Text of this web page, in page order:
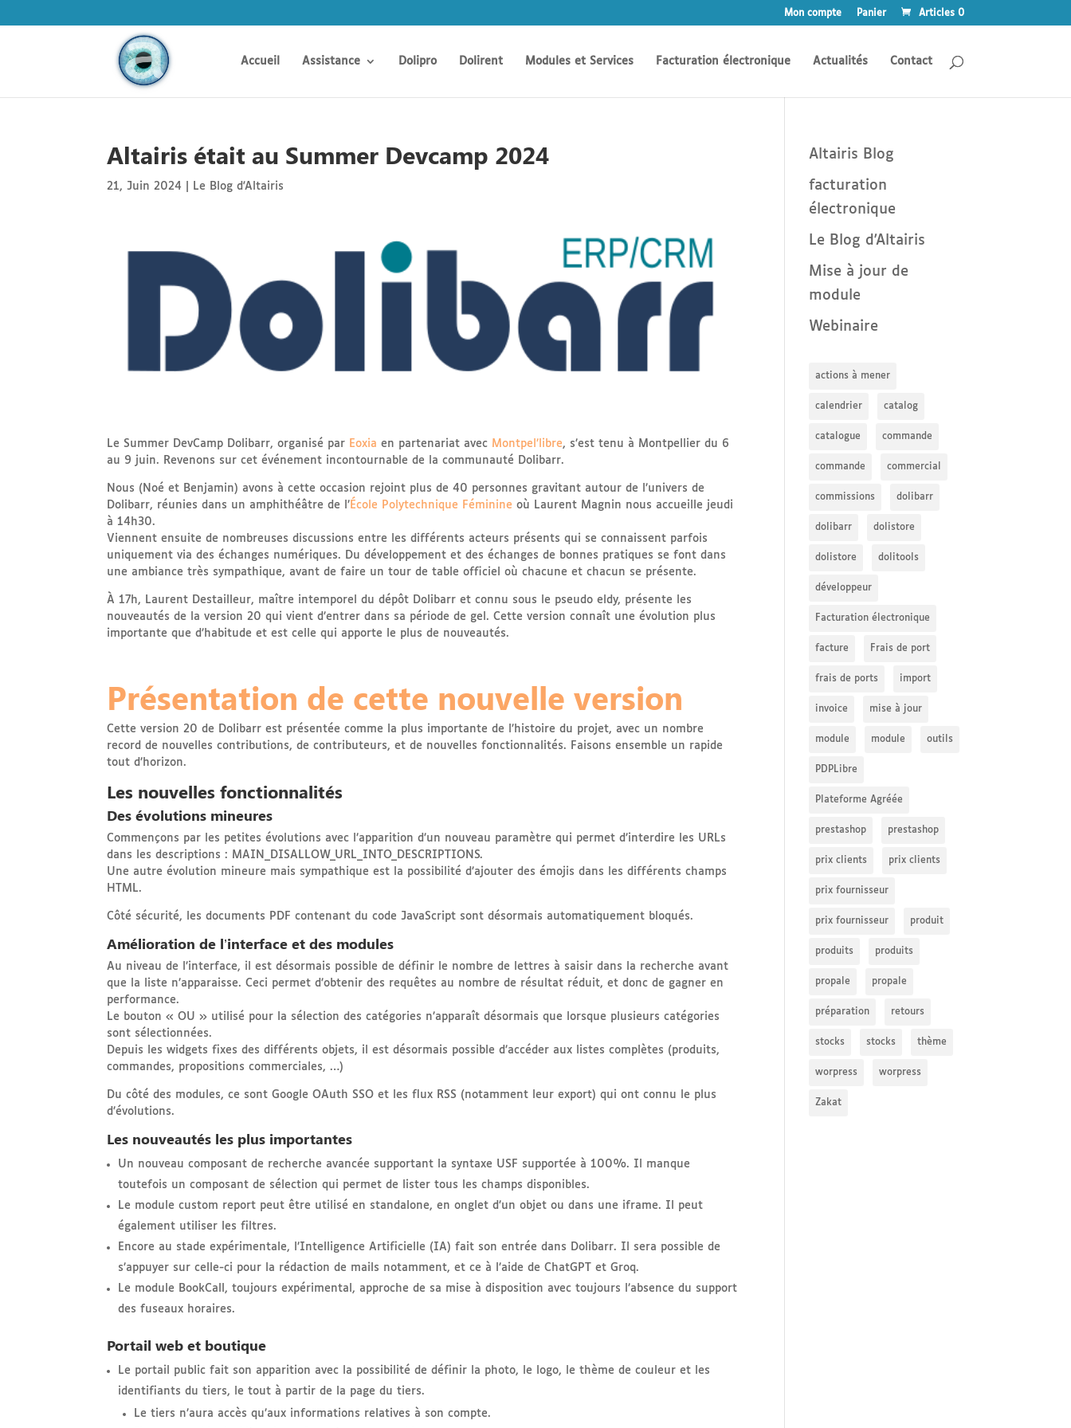
Mon compte Panier Articles 0
Accueil Assistance Dolipro Dolirent Modules et Services Facturation électronique Actualités Contact
Altairis était au Summer Devcamp 2024
21, Juin 2024 Le Blog d'Altairis
Le Summer DevCamp Dolibarr, organisé par Eoxia en partenariat avec Montpel’libre, s’est tenu à Montpellier du 6
au 9 juin. Revenons sur cet événement incontournable de la communauté Dolibarr.
Nous (Noé et Benjamin) avons à cette occasion rejoint plus de 40 personnes gravitant autour de l’univers de
Dolibarr, réunies dans un amphithéâtre de l’ École Polytechnique Féminine où Laurent Magnin nous accueille jeudi
à 14h30.
Viennent ensuite de nombreuses discussions entre les différents acteurs présents qui se connaissent parfois
uniquement via des échanges numériques. Du développement et des échanges de bonnes pratiques se font dans
une ambiance très sympathique, avant de faire un tour de table officiel où chacune et chacun se présente.
À 17h, Laurent Destailleur, maître intemporel du dépôt Dolibarr et connu sous le pseudo eldy, présente les
nouveautés de la version 20 qui vient d’entrer dans sa période de gel. Cette version connaît une évolution plus
importante que d’habitude et est celle qui apporte le plus de nouveautés.
Présentation de cette nouvelle version
Cette version 20 de Dolibarr est présentée comme la plus importante de l’histoire du projet, avec un nombre
record de nouvelles contributions, de contributeurs, et de nouvelles fonctionnalités. Faisons ensemble un rapide
tout d’horizon.
Les nouvelles fonctionnalités
Des évolutions mineures
Commençons par les petites évolutions avec l’apparition d’un nouveau paramètre qui permet d’interdire les URLs
dans les descriptions : MAIN_DISALLOW_URL_INTO_DESCRIPTIONS.
Une autre évolution mineure mais sympathique est la possibilité d’ajouter des émojis dans les différents champs
HTML.
Côté sécurité, les documents PDF contenant du code JavaScript sont désormais automatiquement bloqués.
Amélioration de l’interface et des modules
Au niveau de l’interface, il est désormais possible de définir le nombre de lettres à saisir dans la recherche avant
que la liste n’apparaisse. Ceci permet d’obtenir des requêtes au nombre de résultat réduit, et donc de gagner en
performance.
Le bouton « OU » utilisé pour la sélection des catégories n’apparaît désormais que lorsque plusieurs catégories
sont sélectionnées.
Depuis les widgets fixes des différents objets, il est désormais possible d’accéder aux listes complètes (produits,
commandes, propositions commerciales, …)
Du côté des modules, ce sont Google OAuth SSO et les flux RSS (notamment leur export) qui ont connu le plus
d’évolutions.
Les nouveautés les plus importantes
Un nouveau composant de recherche avancée supportant la syntaxe USF supportée à 100%. Il manque
toutefois un composant de sélection qui permet de lister tous les champs disponibles.
Le module custom report peut être utilisé en standalone, en onglet d’un objet ou dans une iframe. Il peut
également utiliser les filtres.
Encore au stade expérimentale, l’Intelligence Artificielle (IA) fait son entrée dans Dolibarr. Il sera possible de
s’appuyer sur celle-ci pour la rédaction de mails notamment, et ce à l’aide de ChatGPT et Groq.
Le module BookCall, toujours expérimental, approche de sa mise à disposition avec toujours l’absence du support
des fuseaux horaires.
Portail web et boutique
Le portail public fait son apparition avec la possibilité de définir la photo, le logo, le thème de couleur et les
identifiants du tiers, le tout à partir de la page du tiers.
Le tiers n’aura accès qu’aux informations relatives à son compte.
Altairis Blog
facturation
électronique
Le Blog d'Altairis
Mise à jour de
module
Webinaire
actions à mener
calendrier catalog
catalogue commande
commande commercial
commissions dolibarr
dolibarr dolistore
dolistore dolitools
développeur
Facturation électronique
facture Frais de port
frais de ports import
invoice mise à jour
module module outils
PDPLibre
Plateforme Agréée
prestashop prestashop
prix clients prix clients
prix fournisseur
prix fournisseur produit
produits produits
propale propale
préparation retours
stocks stocks thème
worpress worpress
Zakat